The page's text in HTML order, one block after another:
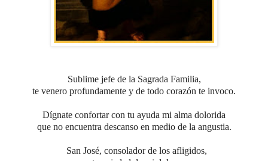
Sublime jefe de la Sagrada Familia,
te venero profundamente y de todo corazón te invoco.
Dígnate confortar con tu ayuda mi alma dolorida
que no encuentra descanso en medio de la angustia.
San José, consolador de los afligidos,